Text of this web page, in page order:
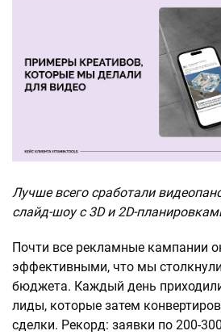
Лучше всего сработали
слайд-шоу с 3D и 2D-
Почти все рекламные кампании
эффективными, что мы
бюджета. Каждый день
лиды, которые затем
сделки. Рекорд: заявки по 200-